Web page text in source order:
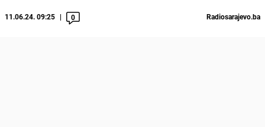
11.06.24. 09:25 0 Radiosarajevo.ba